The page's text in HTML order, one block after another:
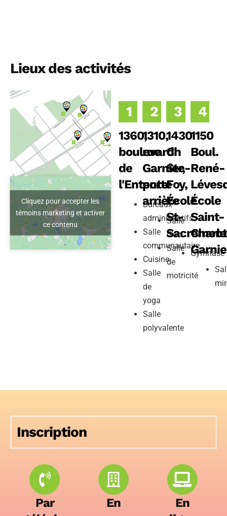
Lieux des activités
Cliquez pour accepter les
témoins marketing et activer
ce contenu
1
1360,
boulevard
de
l'Entente
Bureaux
administratifs
Salle
communautaire
Cuisine
Salle
de
yoga
Salle
polyvalente
2
1310,
rue
Garnier,
porte
arrière
Salle
d'art
Salle
de
motricité
3
1430
Ch
Ste-
Foy,
École
St-
Sacrement
Gymnase
4
1150
Boul.
René-
École
Saint-
Inscription
Par
En
En